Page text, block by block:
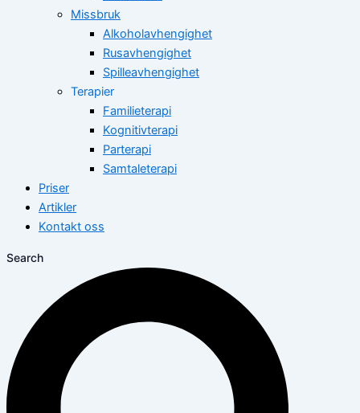
Missbruk
Alkoholavhengighet
Rusavhengighet
Spilleavhengighet
Terapier
Familieterapi
Kognitivterapi
Parterapi
Samtaleterapi
Priser
Artikler
Kontakt oss
Search